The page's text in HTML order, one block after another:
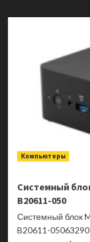
Modern
1M-
9S6-
Компьютеры
Системный
B20611-050
Системный блок
B20611-